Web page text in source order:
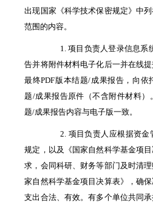
出现国家《科学技术保密规定》中
范围的内容。
1. 项目负责人登录信息系
告并将附件材料电子化后一并在线
最终PDF版本结题/成果报告，向
题/成果报告原件（不含附件材料
题/成果报告内容与电子版一致。
2. 项目负责人应根据资金
规定，以及《国家自然科学基金项
求，会同科研、财务等部门及时清
家自然科学基金项目决算表》，确
支出合法、有效。有多个单位共同